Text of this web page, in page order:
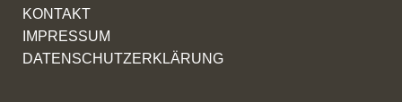
KONTAKT
IMPRESSUM
DATENSCHUTZERKLÄRUNG